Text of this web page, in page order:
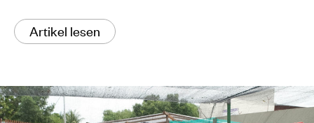
Artikel lesen